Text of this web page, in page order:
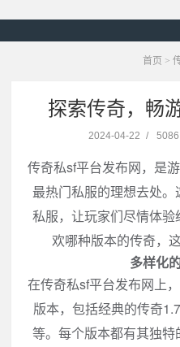
首页 >
探索传奇，畅
2024-04-22 /
传奇私sf平台发布网，是
最热门私服的理想去处
私服，让玩家们尽情体
欢哪种版本的传奇，
多样化
在传奇私sf平台发布网上
版本，包括经典的传奇
等。每个版本都有其独